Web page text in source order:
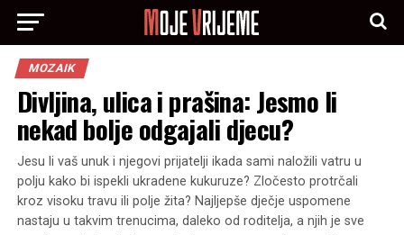
MOZAIK
Divljina, ulica i prašina: Jesmo li
nekad bolje odgajali djecu?
Jesu li vaš unuk i njegovi prijatelji ikada sami naložili vatru u
polju kako bi ispekli ukradene kukuruze? Zločesto protrčali
kroz visoku travu ili polje žita? Najljepše dječje uspomene
nastaju u takvim trenucima, daleko od roditelja, a njih je sve